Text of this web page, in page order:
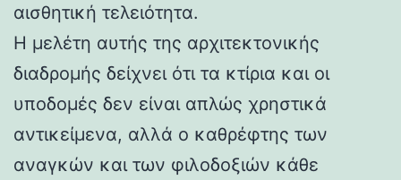
αισθητική τελειότητα.
Η μελέτη αυτής της αρχιτεκτονικής
διαδρομής δείχνει ότι τα κτίρια και οι
υποδομές δεν είναι απλώς χρηστικά
αντικείμενα, αλλά ο καθρέφτης των
αναγκών και των φιλοδοξιών κάθε